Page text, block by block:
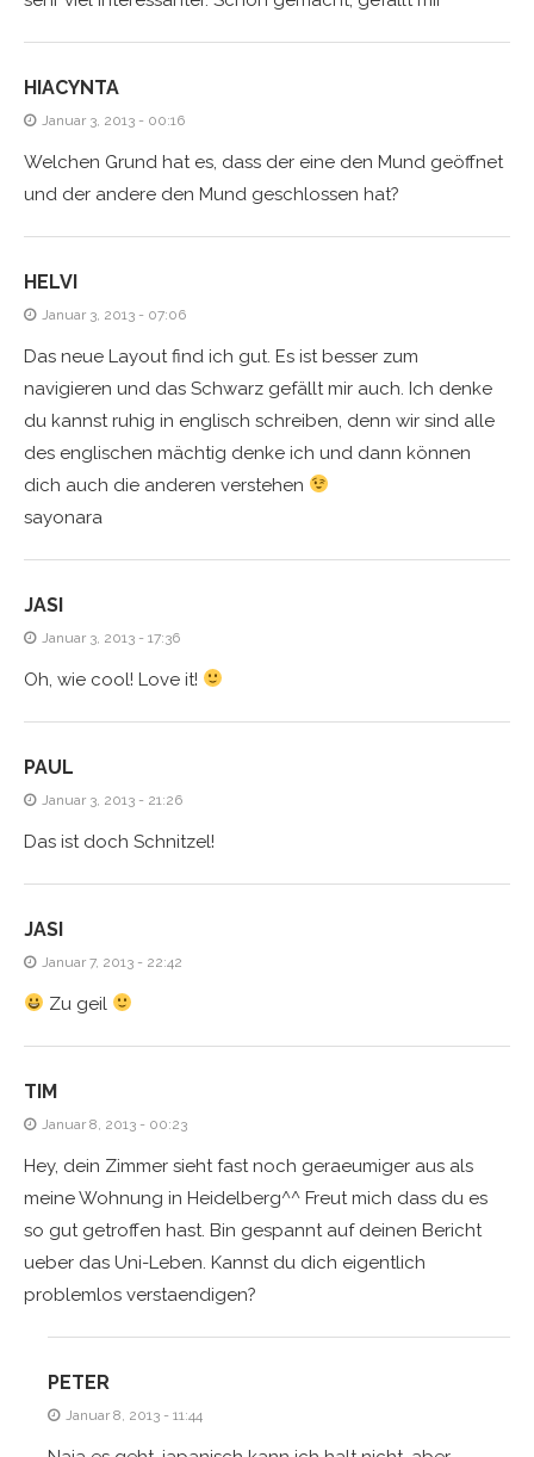
HIACYNTA
Januar 3, 2013 - 00:16
Welchen Grund hat es, dass der eine den Mund geöffnet
und der andere den Mund geschlossen hat?
HELVI
Januar 3, 2013 - 07:06
Das neue Layout find ich gut. Es ist besser zum
navigieren und das Schwarz gefällt mir auch. Ich denke
du kannst ruhig in englisch schreiben, denn wir sind alle
des englischen mächtig denke ich und dann können
dich auch die anderen verstehen
sayonara
JASI
Januar 3, 2013 - 17:36
Oh, wie cool! Love it!
PAUL
Januar 3, 2013 - 21:26
Das ist doch Schnitzel!
JASI
Januar 7, 2013 - 22:42
Zu geil
TIM
Januar 8, 2013 - 00:23
Hey, dein Zimmer sieht fast noch geraeumiger aus als
meine Wohnung in Heidelberg^^ Freut mich dass du es
so gut getroffen hast. Bin gespannt auf deinen Bericht
ueber das Uni-Leben. Kannst du dich eigentlich
problemlos verstaendigen?
PETER
Januar 8, 2013 - 11:44